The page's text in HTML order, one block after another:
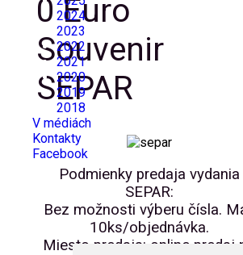
2024
2023
2022
2021
2020
2019
2018
V médiách
Kontakty
Facebook
0 Euro
Souvenir
SEPAR
Podmienky predaja vydania
SEPAR:
Bez možnosti výberu čísla.
10ks/objednávka.
Miesto predaja: online predaj